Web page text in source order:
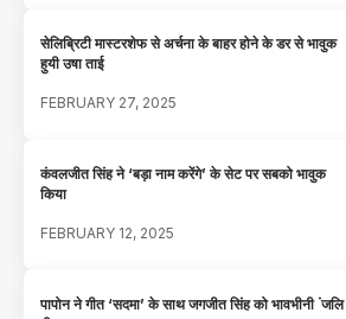
सेलिब्रिटी मास्टरशेफ से अर्चना के बाहर होने के डर से भावुक
हुयी उषा ताई
FEBRUARY 27, 2025
कंवलजीत सिंह ने ‘बड़ा नाम करेंगे’ के सेट पर सबको भावुक
किया
FEBRUARY 12, 2025
पापोन ने गीत ‘सदमा’ के साथ जगजीत सिंह को भावभीनी ंजलि